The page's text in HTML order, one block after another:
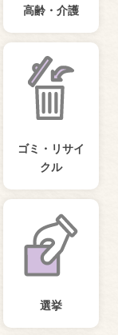
高齢・介護
ゴミ・リサイ
クル
選挙